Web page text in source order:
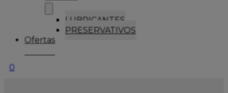
LUBRICANTES
PRESERVATIVOS
Ofertas
0